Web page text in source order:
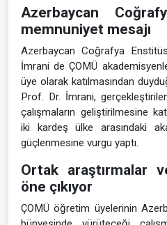
Azerbaycan
memnuniyet mesajı
Azerbaycan Coğrafya
İmrani de ÇOMÜ
üye olarak katılmasından
Prof. Dr. İmrani,
çalışmaların geliştirilmesine
iki kardeş ülke arasındaki
güçlenmesine vurgu yaptı.
Ortak araştırmalar
öne çıkıyor
ÇOMÜ öğretim üyelerinin